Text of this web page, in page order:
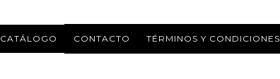
CATÁLOGO CONTACTO TÉRMINOS Y CONDICIONES